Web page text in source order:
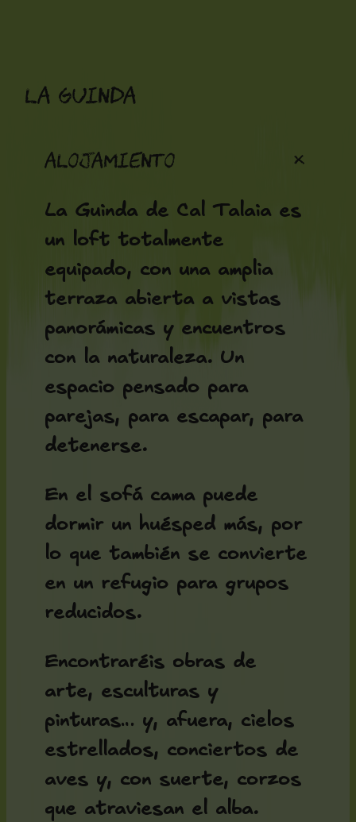
La Guinda
Alojamiento +
La Guinda de Cal Talaia es
un loft totalmente
equipado, con una amplia
terraza abierta a vistas
panorámicas y encuentros
con la naturaleza. Un
espacio pensado para
parejas, para escapar, para
detenerse.
En el sofá cama puede
dormir un huésped más, por
lo que también se convierte
en un refugio para grupos
reducidos.
Encontraréis obras de
arte, esculturas y
pinturas… y, afuera, cielos
estrellados, conciertos de
aves y, con suerte, corzos
que atraviesan el alba.